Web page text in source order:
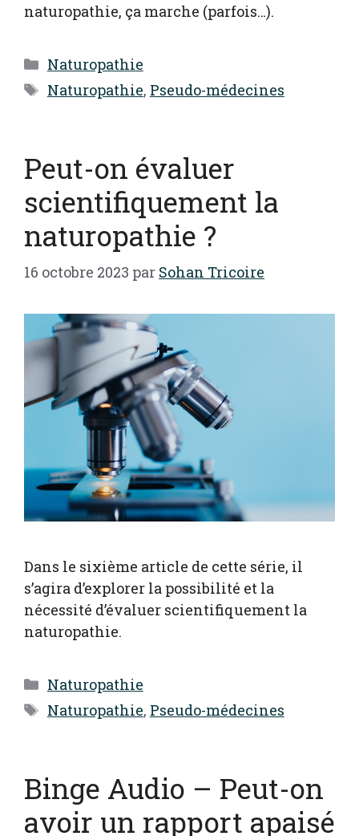
naturopathie, ça marche (parfois…).
Catégories
Naturopathie
Étiquettes
Naturopathie, Pseudo-médecines
Peut-on évaluer
scientifiquement la
naturopathie ?
16 octobre 2023 par Sohan Tricoire
Dans le sixième article de cette série, il
s’agira d’explorer la possibilité et la
nécessité d’évaluer scientifiquement la
naturopathie.
Catégories
Naturopathie
Étiquettes
Naturopathie, Pseudo-médecines
Binge Audio – Peut-on
avoir un rapport apaisé